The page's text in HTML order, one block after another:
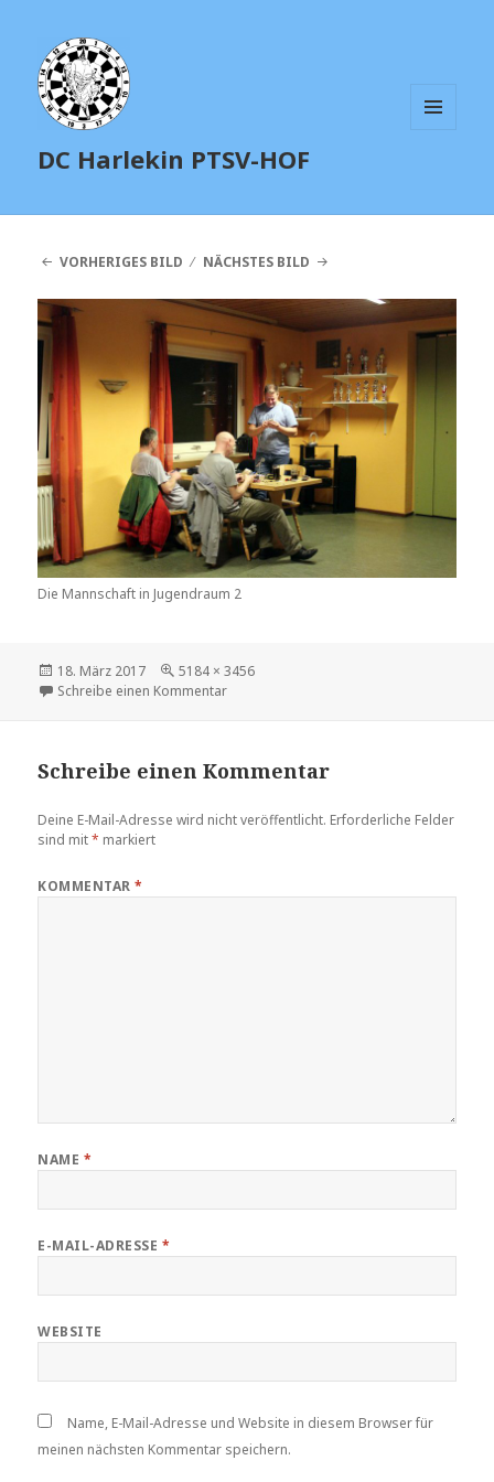
DC Harlekin PTSV-HOF
VORHERIGES BILD NÄCHSTES BILD
Die Mannschaft in Jugendraum 2
Veröffentlicht
am
18. März 2017
Volle
Größe
5184 × 3456
Schreibe einen Kommentarzu
Schreibe einen Kommentar
Deine E-Mail-Adresse wird nicht veröffentlicht. Erforderliche Felder
sind mit* markiert
KOMMENTAR*
NAME *
E-MAIL-ADRESSE *
WEBSITE
Name, E-Mail-Adresse und Website in diesem Browser für
meinen nächsten Kommentar speichern.